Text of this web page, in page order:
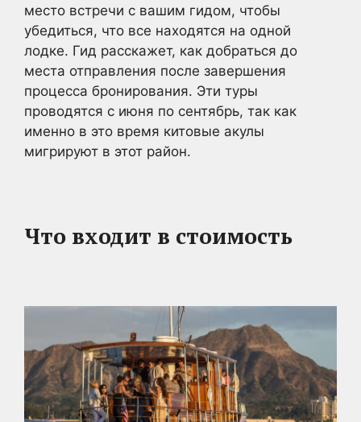
место встречи с вашим гидом, чтобы
убедиться, что все находятся на одной
лодке. Гид расскажет, как добраться до
места отправления после завершения
процесса бронирования. Эти туры
проводятся с июня по сентябрь, так как
именно в это время китовые акулы
мигрируют в этот район.
Что входит в стоимость